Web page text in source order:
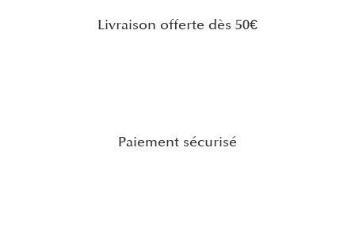
Livraison offerte dès 50€
Paiement sécurisé